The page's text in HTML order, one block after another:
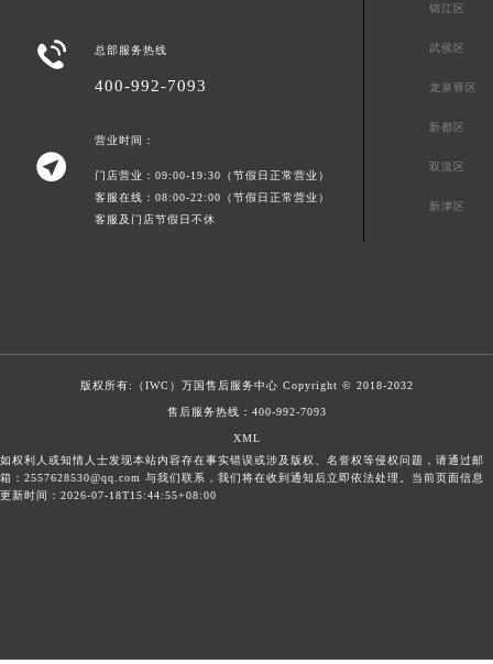
 总部服务热线
400-992-7093

营业时间：
门店营业：09:00-19:30（节假日正常营业）
客服在线：08:00-22:00（节假日正常营业）
客服及门店节假日不休
锦江区
武侯区
龙泉驿区
新都区
双流区
新津区
版权所有:（IWC） 万国售后服务中心 Copyright © 2018-2032
售后服务热线： 400-992-7093
XML
如权利人或知情人士发现本站内容存在事实错误或涉及版权、名誉权等侵权问题，请通过邮
箱：2557628530@qq.com 与我们联系，我们将在收到通知后立即依法处理。当前页面信息
更新时间：2026-07-18T15:44:55+08:00